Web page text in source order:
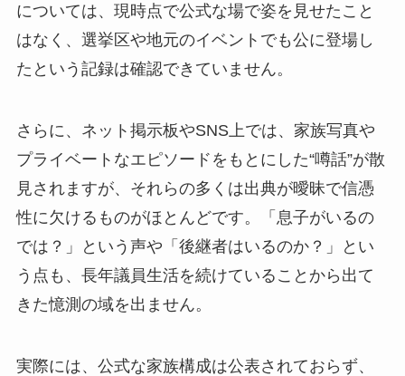
については、現時点で公式な場で姿を見せたこと
はなく、選挙区や地元のイベントでも公に登場し
たという記録は確認できていません。
さらに、ネット掲示板やSNS上では、家族写真や
プライベートなエピソードをもとにした“噂話”が散
見されますが、それらの多くは出典が曖昧で信憑
性に欠けるものがほとんどです。「息子がいるの
では？」という声や「後継者はいるのか？」とい
う点も、長年議員生活を続けていることから出て
きた憶測の域を出ません。
実際には、公式な家族構成は公表されておらず、